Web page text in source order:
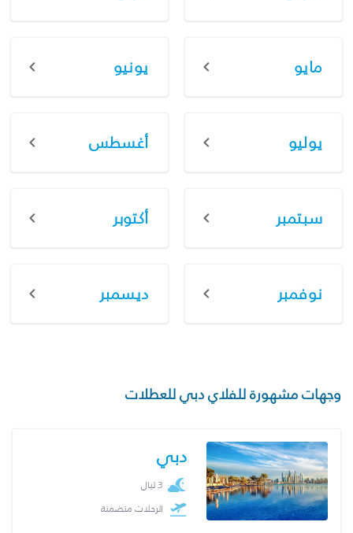
مايو يونيو
يوليو أغسطس
سبتمبر أكتوبر
نوفمبر ديسمبر
وجهات مشهورة للفلاي دبي للعطلات
دبي
3 ليال
الرحلات متضمنة